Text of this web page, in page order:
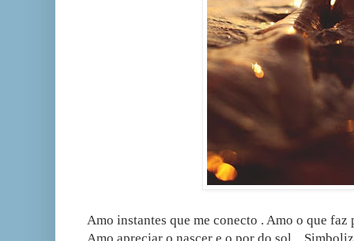
Amo instantes que me conecto . Amo o que faz